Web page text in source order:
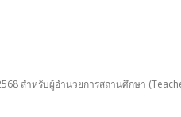
สำหรับผู้อำนวยการสถานศึกษา